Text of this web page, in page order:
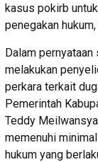
kasus pokirb
penegakan
Dalam
melakukan
perkara terkait
Pemerintah
Teddy
memenuhi
hukum yang